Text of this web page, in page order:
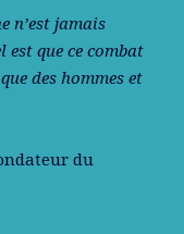
n’est jamais
est que ce combat
des hommes et
du